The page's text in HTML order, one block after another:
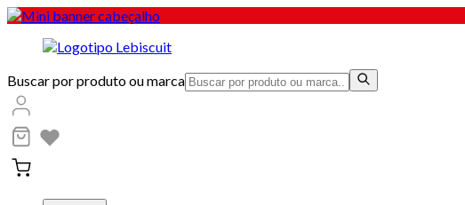
Buscar por produto ou marca